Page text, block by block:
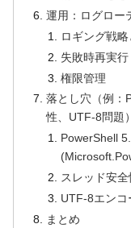
運用：ログロー
ロギング戦
失敗時再実行
権限管理
落とし穴（例：
性、UTF-8問題）
PowerShell
スレッド安
UTF-8エンコ
まとめ